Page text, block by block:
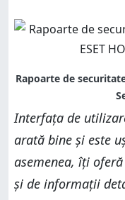
Interfața de
arată bine și este
asemenea, îți
și de informații